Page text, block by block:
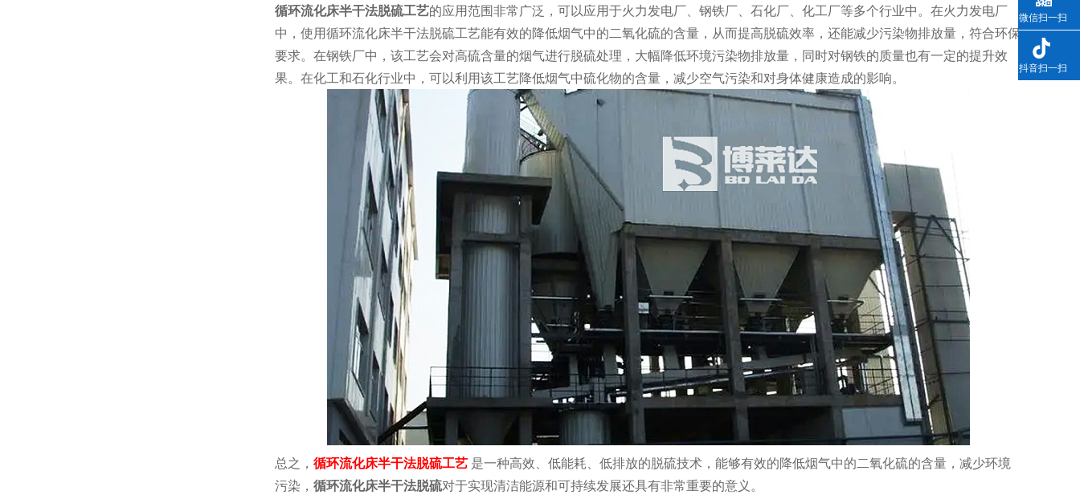
循环流化床半干法脱硫工艺的应用范围非常广泛，可以应用于火力发电厂、钢铁厂、石化厂、化工厂等多个行业中。在火力发电厂
中，使用循环流化床半干法脱硫工艺能有效的降低烟气中的二氧化硫的含量，从而提高脱硫效率，还能减少污染物排放量，符合环保
要求。在钢铁厂中，该工艺会对高硫含量的烟气进行脱硫处理，大幅降低环境污染物排放量，同时对钢铁的质量也有一定的提升效
果。在化工和石化行业中，可以利用该工艺降低烟气中硫化物的含量，减少空气污染和对身体健康造成的影响。
总之， 循环流化床半干法脱硫工艺 是一种高效、低能耗、低排放的脱硫技术，能够有效的降低烟气中的二氧化硫的含量，减少环境
污染， 循环流化床半干法脱硫对于实现清洁能源和可持续发展还具有非常重要的意义。
微信扫一扫
抖音扫一扫